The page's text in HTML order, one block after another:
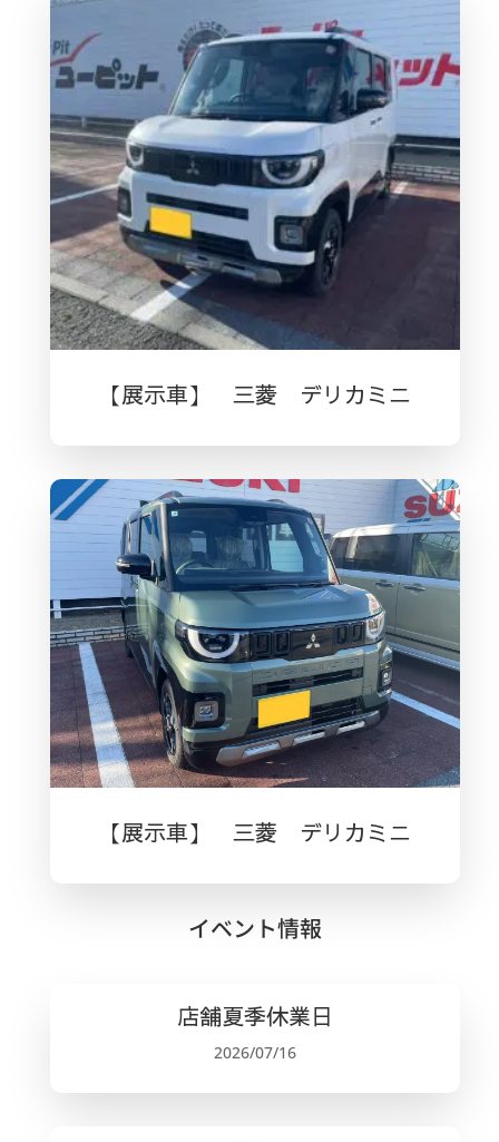
【展示車】 三菱 デリカミニ
【展示車】 三菱 デリカミニ
イベント情報
店舗夏季休業日
2026/07/16